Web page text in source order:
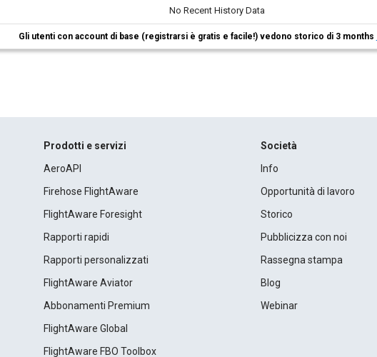
No Recent History Data
Gli utenti con account di base (registrarsi è gratis e facile!) vedono storico di 3 months
Prodotti e servizi
AeroAPI
Firehose FlightAware
FlightAware Foresight
Rapporti rapidi
Rapporti personalizzati
FlightAware Aviator
Abbonamenti Premium
FlightAware Global
FlightAware FBO Toolbox
Società
Info
Opportunità di lavoro
Storico
Pubblicizza con noi
Rassegna stampa
Blog
Webinar